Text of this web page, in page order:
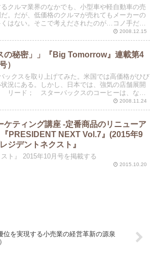
クルマ業界のなかでも、小型車や軽自動車の売
。だが、低価格のクルマが売れてもメーカーの
はない。そこで考えだされたのが…コノ手だっ
2008.12.15
の秘密」」『Big Tomorrow』連載第4
）
ックスを取り上げてみた。米国では高価格がひび
況にある。しかし、日本では、強気の店舗展開
ード； スターバックスのコーヒーは、なぜ
2008.11.24
ケティング講座 -定番商品のリニューア
PRESIDENT NEXT Vol.7』(2015年9
ジデントネクスト』
スト』 2015年10月号を掲載する
2015.10.20
を実現する小売業の経営革新の源泉